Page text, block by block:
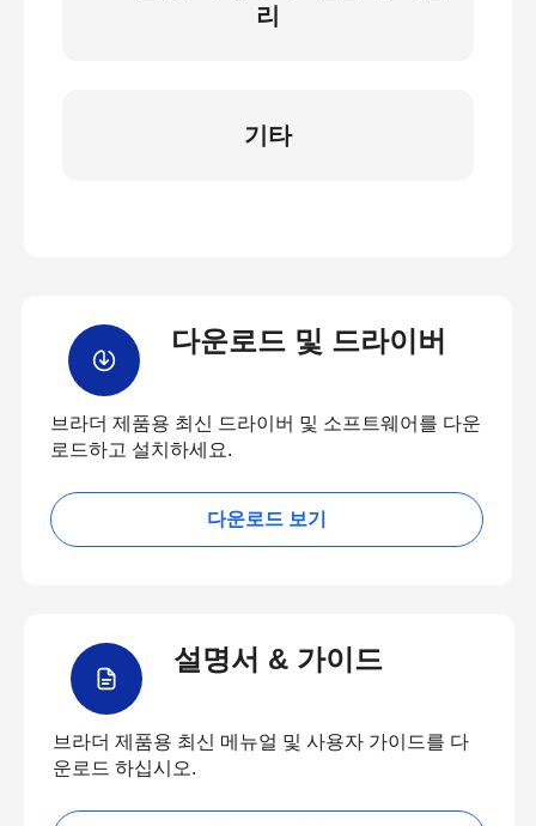
리
기타
다운로드 및 드라이버
브라더 제품용 최신 드라이버 및 소프트웨어를 다운
로드하고 설치하세요.
다운로드 보기
설명서 & 가이드
브라더 제품용 최신 메뉴얼 및 사용자 가이드를 다
운로드 하십시오.